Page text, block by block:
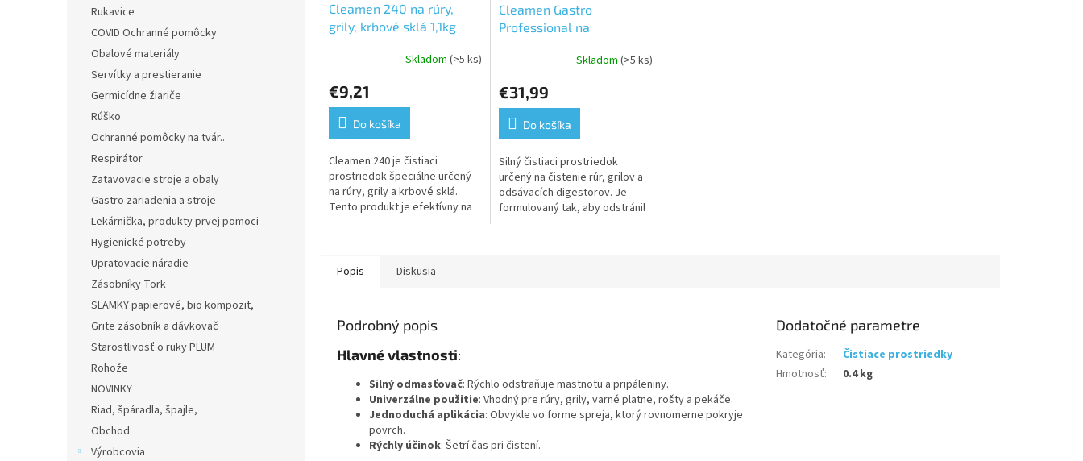
Rukavice
COVID Ochranné pomôcky
Obalové materiály
Servítky a prestieranie
Germicídne žiariče
Rúško
Ochranné pomôcky na tvár..
Respirátor
Zatavovacie stroje a obaly
Gastro zariadenia a stroje
Lekárnička, produkty prvej pomoci
Hygienické potreby
Upratovacie náradie
Zásobníky Tork
SLAMKY papierové, bio kompozit,
Grite zásobník a dávkovač
Starostlivosť o ruky PLUM
Rohože
NOVINKY
Riad, špáradla, špajle,
Obchod
Výrobcovia
Cleamen 240 na rúry,
grily, krbové sklá 1,1kg
produktu
je
5,0
z
5
hviezdičiek.
Skladom (>5 ks)
€9,21
Do košíka
Cleamen 240 je čistiaci
prostriedok špeciálne určený
na rúry, grily a krbové sklá.
Tento produkt je efektívny na
Cleamen Gastro
Professional na
produktu
je
5,0
z
5
hviezdičiek.
Skladom (>5 ks)
€31,99
Do košíka
Silný čistiaci prostriedok
určený na čistenie rúr, grilov a
odsávacích digestorov. Je
formulovaný tak, aby odstránil
Popis Diskusia
Podrobný popis
Hlavné vlastnosti:
Silný odmasťovač: Rýchlo odstraňuje mastnotu a pripáleniny.
Univerzálne použitie: Vhodný pre rúry, grily, varné platne, rošty a pekáče.
Jednoduchá aplikácia: Obvykle vo forme spreja, ktorý rovnomerne pokryje
povrch.
Rýchly účinok: Šetrí čas pri čistení.
Dodatočné parametre
Kategória:
Čistiace prostriedky
Hmotnosť: 0.4 kg